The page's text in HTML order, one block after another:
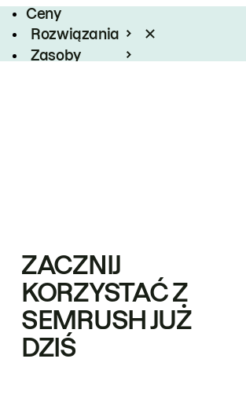
Ceny
Rozwiązania
Zasoby
ZACZNIJ
KORZYSTAĆ Z
SEMRUSH JUŻ
DZIŚ